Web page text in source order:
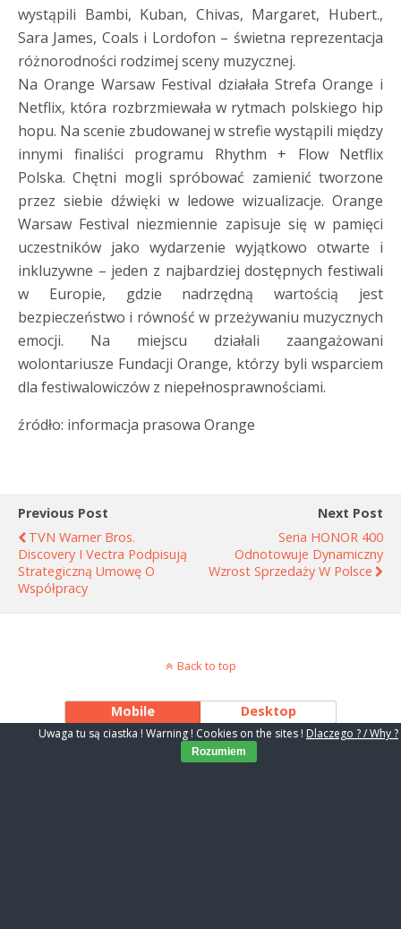
wystąpili Bambi, Kuban, Chivas, Margaret, Hubert.,
Sara James, Coals i Lordofon – świetna reprezentacja
różnorodności rodzimej sceny muzycznej.
Na Orange Warsaw Festival działała Strefa Orange i
Netflix, która rozbrzmiewała w rytmach polskiego hip
hopu. Na scenie zbudowanej w strefie wystąpili między
innymi finaliści programu Rhythm + Flow Netflix
Polska. Chętni mogli spróbować zamienić tworzone
przez siebie dźwięki w ledowe wizualizacje. Orange
Warsaw Festival niezmiennie zapisuje się w pamięci
uczestników jako wydarzenie wyjątkowo otwarte i
inkluzywne – jeden z najbardziej dostępnych festiwali
w Europie, gdzie nadrzędną wartością jest
bezpieczeństwo i równość w przeżywaniu muzycznych
emocji. Na miejscu działali zaangażowani
wolontariusze Fundacji Orange, którzy byli wsparciem
dla festiwalowiczów z niepełnosprawnościami.
źródło: informacja prasowa Orange
Previous Post
TVN Warner Bros.
Discovery I Vectra Podpisują
Strategiczną Umowę O
Współpracy
Next Post
Seria HONOR 400
Odnotowuje Dynamiczny
Wzrost Sprzedaży W Polsce
Back to top
Mobile Desktop
Uwaga tu są ciastka ! Warning ! Cookies on the sites ! Dlaczego ? / Why ?
Rozumiem